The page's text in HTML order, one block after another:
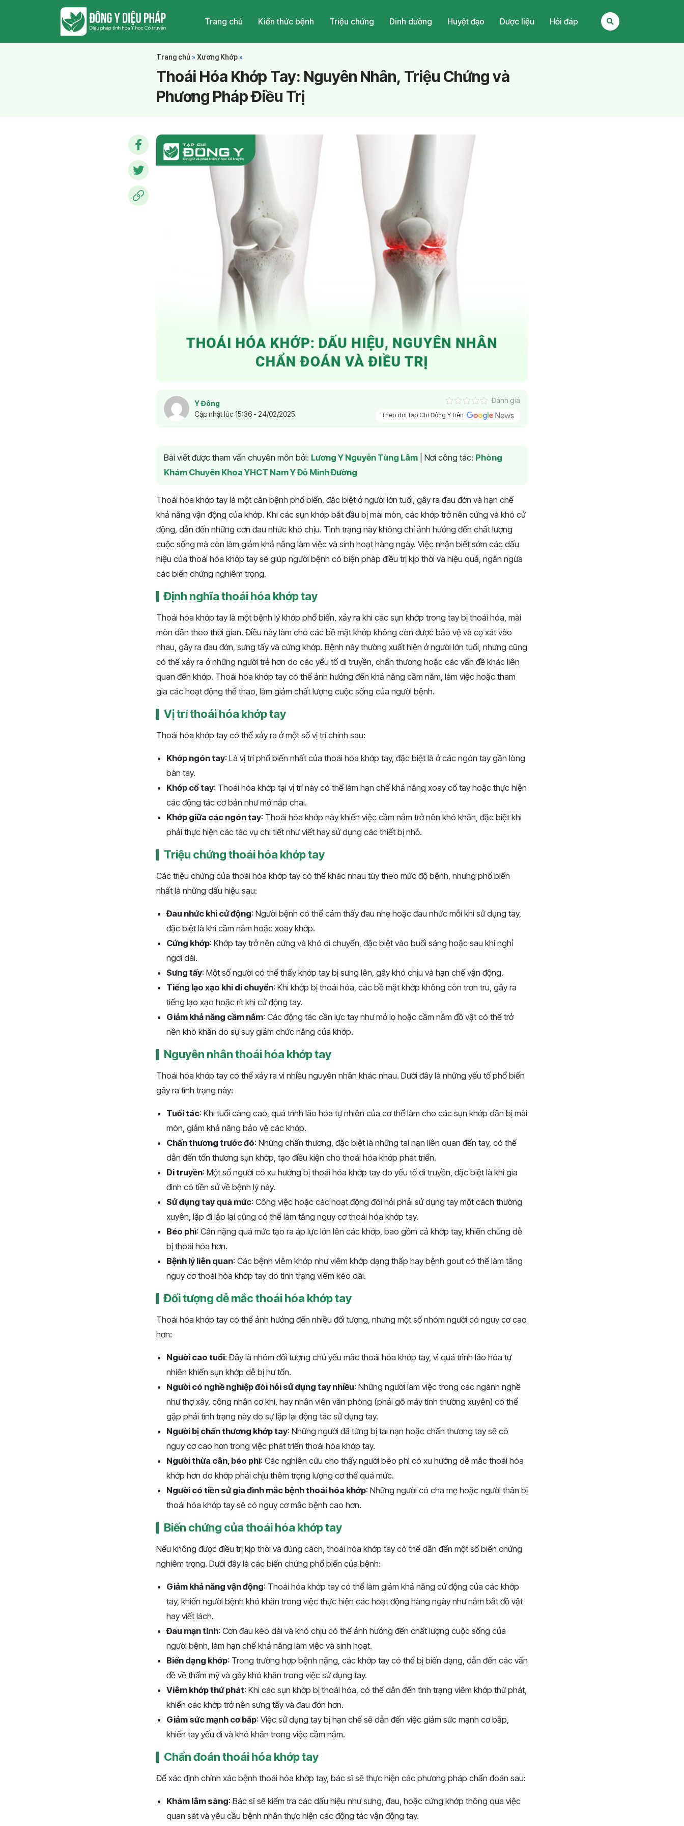
Trang chủ Kiến thức bệnh Triệu chứng Dinh dưỡng Huyệt đạo Dược liệu Hỏi đáp
Trang chủ » Xương Khớp »
Thoái Hóa Khớp Tay: Nguyên Nhân, Triệu Chứng và
Phương Pháp Điều Trị
Y Đông
Cập nhật lúc 15:36 - 24/02/2025
Đánh giá
Theo dõi Tạp Chí Đông Y trên
Bài viết được tham vấn chuyên môn bởi: Lương Y Nguyễn Tùng Lâm Nơi công tác: Phòng
Khám Chuyên Khoa YHCT Nam Y Đỗ Minh Đường
Thoái hóa khớp tay là một căn bệnh phổ biến, đặc biệt ở người lớn tuổi, gây ra đau đớn và hạn chế
khả năng vận động của khớp. Khi các sụn khớp bắt đầu bị mài mòn, các khớp trở nên cứng và khó cử
động, dẫn đến những cơn đau nhức khó chịu. Tình trạng này không chỉ ảnh hưởng đến chất lượng
cuộc sống mà còn làm giảm khả năng làm việc và sinh hoạt hàng ngày. Việc nhận biết sớm các dấu
hiệu của thoái hóa khớp tay sẽ giúp người bệnh có biện pháp điều trị kịp thời và hiệu quả, ngăn ngừa
các biến chứng nghiêm trọng.
Định nghĩa thoái hóa khớp tay
Thoái hóa khớp tay là một bệnh lý khớp phổ biến, xảy ra khi các sụn khớp trong tay bị thoái hóa, mài
mòn dần theo thời gian. Điều này làm cho các bề mặt khớp không còn được bảo vệ và cọ xát vào
nhau, gây ra đau đớn, sưng tấy và cứng khớp. Bệnh này thường xuất hiện ở người lớn tuổi, nhưng cũng
có thể xảy ra ở những người trẻ hơn do các yếu tố di truyền, chấn thương hoặc các vấn đề khác liên
quan đến khớp. Thoái hóa khớp tay có thể ảnh hưởng đến khả năng cầm nắm, làm việc hoặc tham
gia các hoạt động thể thao, làm giảm chất lượng cuộc sống của người bệnh.
Vị trí thoái hóa khớp tay
Thoái hóa khớp tay có thể xảy ra ở một số vị trí chính sau:
Khớp ngón tay: Là vị trí phổ biến nhất của thoái hóa khớp tay, đặc biệt là ở các ngón tay gần lòng
bàn tay.
Khớp cổ tay: Thoái hóa khớp tại vị trí này có thể làm hạn chế khả năng xoay cổ tay hoặc thực hiện
các động tác cơ bản như mở nắp chai.
Khớp giữa các ngón tay: Thoái hóa khớp này khiến việc cầm nắm trở nên khó khăn, đặc biệt khi
phải thực hiện các tác vụ chi tiết như viết hay sử dụng các thiết bị nhỏ.
Triệu chứng thoái hóa khớp tay
Các triệu chứng của thoái hóa khớp tay có thể khác nhau tùy theo mức độ bệnh, nhưng phổ biến
nhất là những dấu hiệu sau:
Đau nhức khi cử động: Người bệnh có thể cảm thấy đau nhẹ hoặc đau nhức mỗi khi sử dụng tay,
đặc biệt là khi cầm nắm hoặc xoay khớp.
Cứng khớp: Khớp tay trở nên cứng và khó di chuyển, đặc biệt vào buổi sáng hoặc sau khi nghỉ
ngơi dài.
Sưng tấy: Một số người có thể thấy khớp tay bị sưng lên, gây khó chịu và hạn chế vận động.
Tiếng lạo xạo khi di chuyển: Khi khớp bị thoái hóa, các bề mặt khớp không còn trơn tru, gây ra
tiếng lạo xạo hoặc rít khi cử động tay.
Giảm khả năng cầm nắm: Các động tác cần lực tay như mở lọ hoặc cầm nắm đồ vật có thể trở
nên khó khăn do sự suy giảm chức năng của khớp.
Nguyên nhân thoái hóa khớp tay
Thoái hóa khớp tay có thể xảy ra vì nhiều nguyên nhân khác nhau. Dưới đây là những yếu tố phổ biến
gây ra tình trạng này:
Tuổi tác: Khi tuổi càng cao, quá trình lão hóa tự nhiên của cơ thể làm cho các sụn khớp dần bị mài
mòn, giảm khả năng bảo vệ các khớp.
Chấn thương trước đó: Những chấn thương, đặc biệt là những tai nạn liên quan đến tay, có thể
dẫn đến tổn thương sụn khớp, tạo điều kiện cho thoái hóa khớp phát triển.
Di truyền: Một số người có xu hướng bị thoái hóa khớp tay do yếu tố di truyền, đặc biệt là khi gia
đình có tiền sử về bệnh lý này.
Sử dụng tay quá mức: Công việc hoặc các hoạt động đòi hỏi phải sử dụng tay một cách thường
xuyên, lặp đi lặp lại cũng có thể làm tăng nguy cơ thoái hóa khớp tay.
Béo phì: Cân nặng quá mức tạo ra áp lực lớn lên các khớp, bao gồm cả khớp tay, khiến chúng dễ
bị thoái hóa hơn.
Bệnh lý liên quan: Các bệnh viêm khớp như viêm khớp dạng thấp hay bệnh gout có thể làm tăng
nguy cơ thoái hóa khớp tay do tình trạng viêm kéo dài.
Đối tượng dễ mắc thoái hóa khớp tay
Thoái hóa khớp tay có thể ảnh hưởng đến nhiều đối tượng, nhưng một số nhóm người có nguy cơ cao
hơn:
Người cao tuổi: Đây là nhóm đối tượng chủ yếu mắc thoái hóa khớp tay, vì quá trình lão hóa tự
nhiên khiến sụn khớp dễ bị hư tổn.
Người có nghề nghiệp đòi hỏi sử dụng tay nhiều: Những người làm việc trong các ngành nghề
như thợ xây, công nhân cơ khí, hay nhân viên văn phòng (phải gõ máy tính thường xuyên) có thể
gặp phải tình trạng này do sự lặp lại động tác sử dụng tay.
Người bị chấn thương khớp tay: Những người đã từng bị tai nạn hoặc chấn thương tay sẽ có
nguy cơ cao hơn trong việc phát triển thoái hóa khớp tay.
Người thừa cân, béo phì: Các nghiên cứu cho thấy người béo phì có xu hướng dễ mắc thoái hóa
khớp hơn do khớp phải chịu thêm trọng lượng cơ thể quá mức.
Người có tiền sử gia đình mắc bệnh thoái hóa khớp: Những người có cha mẹ hoặc người thân bị
thoái hóa khớp tay sẽ có nguy cơ mắc bệnh cao hơn.
Biến chứng của thoái hóa khớp tay
Nếu không được điều trị kịp thời và đúng cách, thoái hóa khớp tay có thể dẫn đến một số biến chứng
nghiêm trọng. Dưới đây là các biến chứng phổ biến của bệnh:
Giảm khả năng vận động: Thoái hóa khớp tay có thể làm giảm khả năng cử động của các khớp
tay, khiến người bệnh khó khăn trong việc thực hiện các hoạt động hàng ngày như nắm bắt đồ vật
hay viết lách.
Đau mạn tính: Cơn đau kéo dài và khó chịu có thể ảnh hưởng đến chất lượng cuộc sống của
người bệnh, làm hạn chế khả năng làm việc và sinh hoạt.
Biến dạng khớp: Trong trường hợp bệnh nặng, các khớp tay có thể bị biến dạng, dẫn đến các vấn
đề về thẩm mỹ và gây khó khăn trong việc sử dụng tay.
Viêm khớp thứ phát: Khi các sụn khớp bị thoái hóa, có thể dẫn đến tình trạng viêm khớp thứ phát,
khiến các khớp trở nên sưng tấy và đau đớn hơn.
Giảm sức mạnh cơ bắp: Việc sử dụng tay bị hạn chế sẽ dẫn đến việc giảm sức mạnh cơ bắp,
khiến tay yếu đi và khó khăn trong việc cầm nắm.
Chẩn đoán thoái hóa khớp tay
Để xác định chính xác bệnh thoái hóa khớp tay, bác sĩ sẽ thực hiện các phương pháp chẩn đoán sau:
Khám lâm sàng: Bác sĩ sẽ kiểm tra các dấu hiệu như sưng, đau, hoặc cứng khớp thông qua việc
quan sát và yêu cầu bệnh nhân thực hiện các động tác vận động tay.